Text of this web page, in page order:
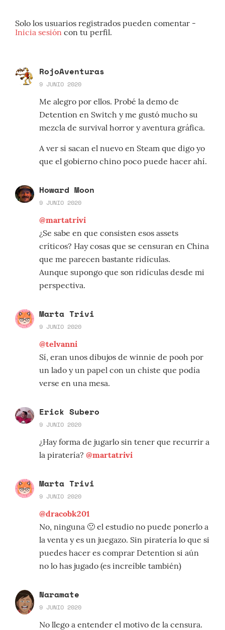
Solo los usuarios registrados pueden comentar -
Inicia sesión con tu perfil.
RojoAventuras
9 JUNIO 2020
Me alegro por ellos. Probé la demo de
Detention en Switch y me gustó mucho su
mezcla de survival horror y aventura gráfica.
A ver si sacan el nuevo en Steam que digo yo
que el gobierno chino poco puede hacer ahí.
Howard Moon
9 JUNIO 2020
@martatrivi
¿Se sabe en que consisten esos assets
críticos? Hay cosas que se censuran en China
que me parecen bastante ridículas.
Aunque supongo que son ridículas desde mi
perspectiva.
Marta Trivi
9 JUNIO 2020
@telvanni
Sí, eran unos dibujos de winnie de pooh por
un lado y un papel con un chiste que podía
verse en una mesa.
Erick Subero
9 JUNIO 2020
¿Hay forma de jugarlo sin tener que recurrir a
la piratería? @martatrivi
Marta Trivi
9 JUNIO 2020
@dracobk201
No, ninguna 🙁 el estudio no puede ponerlo a
la venta y es un juegazo. Sin piratería lo que si
puedes hacer es comprar Detention si aún
no lo has jugado (es increíble también)
Naramate
9 JUNIO 2020
No llego a entender el motivo de la censura.